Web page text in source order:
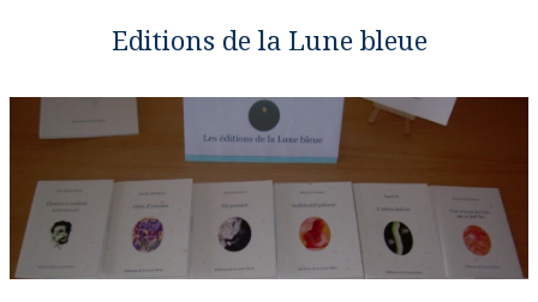
Editions de la Lune bleue